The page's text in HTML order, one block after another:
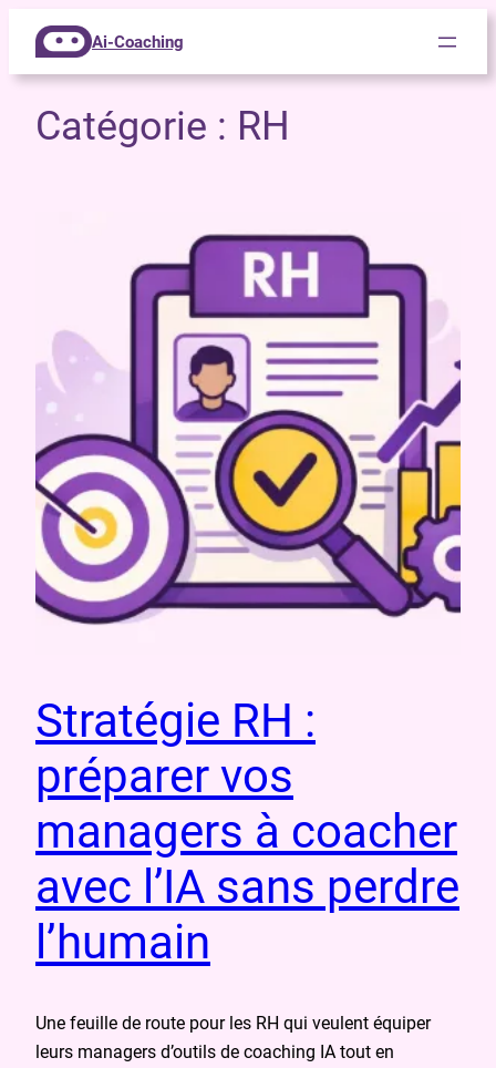
Ai-Coaching
Catégorie : RH
Stratégie RH :
préparer vos
managers à coacher
avec l’IA sans perdre
l’humain
Une feuille de route pour les RH qui veulent équiper
leurs managers d’outils de coaching IA tout en